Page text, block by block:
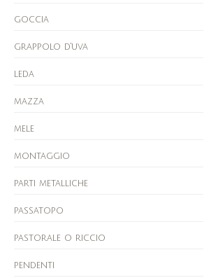
goccia
grappolo d'uva
leda
mazza
mele
montaggio
parti metalliche
passatopo
pastorale o riccio
pendenti